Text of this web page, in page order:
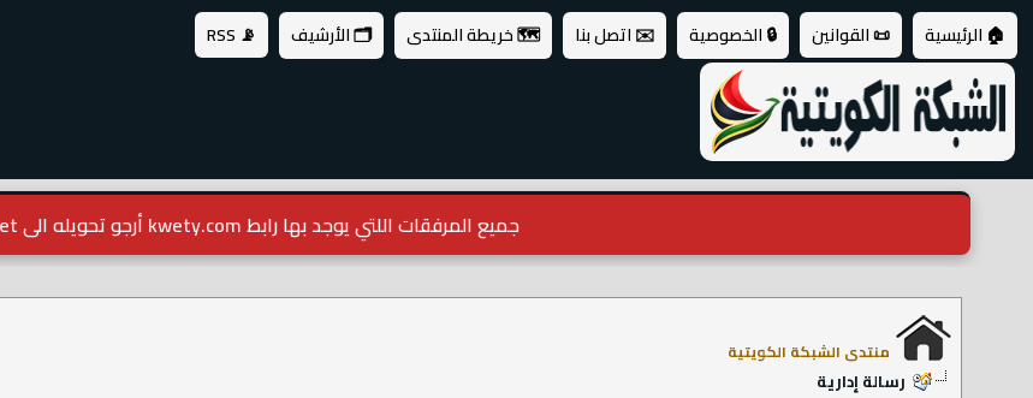
🏠 الرئيسية 📜 القوانين 🔒 الخصوصية ✉️ اتصل بنا 🗺️ خريطة المنتدى 🗂️ الأرشيف 📡 RSS
جميع المرفقات اللتي يوجد بها رابط kwety.com أرجو تحويله الى kwety.net
منتدى الشبكة الكويتية
رسالة إدارية